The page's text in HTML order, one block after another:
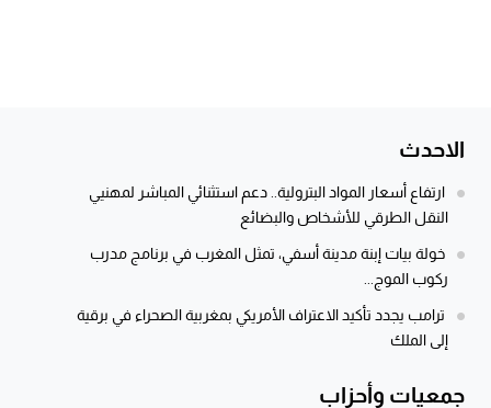
الاحدث
ارتفاع أسعار المواد البترولية.. دعم استثنائي المباشر لمهنيي
النقل الطرقي للأشخاص والبضائع
خولة بيات إبنة مدينة أسفي، تمثل المغرب في برنامج مدرب
ركوب الموج...
ترامب يجدد تأكيد الاعتراف الأمريكي بمغربية الصحراء في برقية
إلى الملك
جمعيات وأحزاب